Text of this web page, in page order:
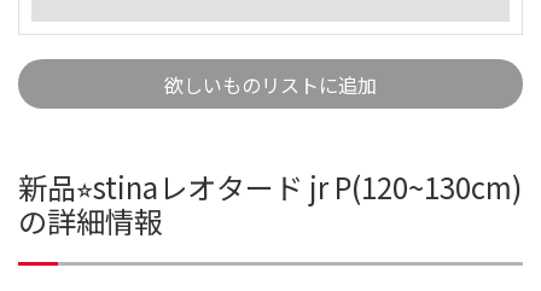
欲しいものリストに追加
新品⭐︎stinaレオタード jr P(120~130cm)
の詳細情報